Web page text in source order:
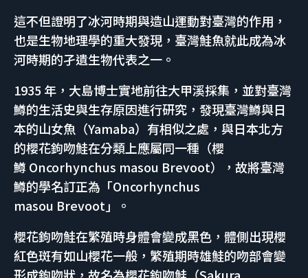
這不但證明了冰河時期與造山運動對臺灣的作用，
也是生物地理學的重大發現，臺灣鮭魚就此成為冰
河時期的孑遺生物代表之一。
1935 年，大島博士實地前往大甲溪採集，並對臺灣
鱒的生活史與生存原因進行研究，發現臺灣鱒與日
本的山女魚（Yamaba）有相似之處，與日本北方
的櫻花鉤吻鮭在分類上應屬同一種（櫻
鱒 Oncorhynchus masou Brevoot），故將臺灣
鱒的學名訂正為「Oncorhynchus
masou Brevoot」。
櫻花鉤吻鮭在繁殖時身體會變成黑色，體側出現櫻
紅色斑有如山櫻花一般，繁殖期時雄鮭的吻部會變